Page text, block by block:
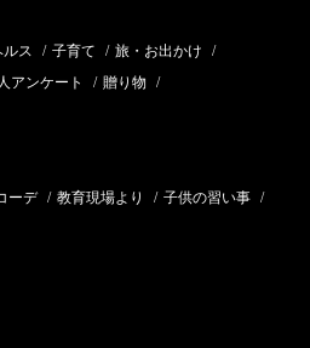
ルス / 子育て / 旅・お出かけ /
アンケート / 贈り物 /
ーデ / 教育現場より / 子供の習い事 /